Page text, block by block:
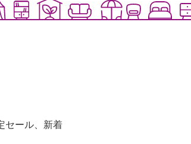
セール、新着